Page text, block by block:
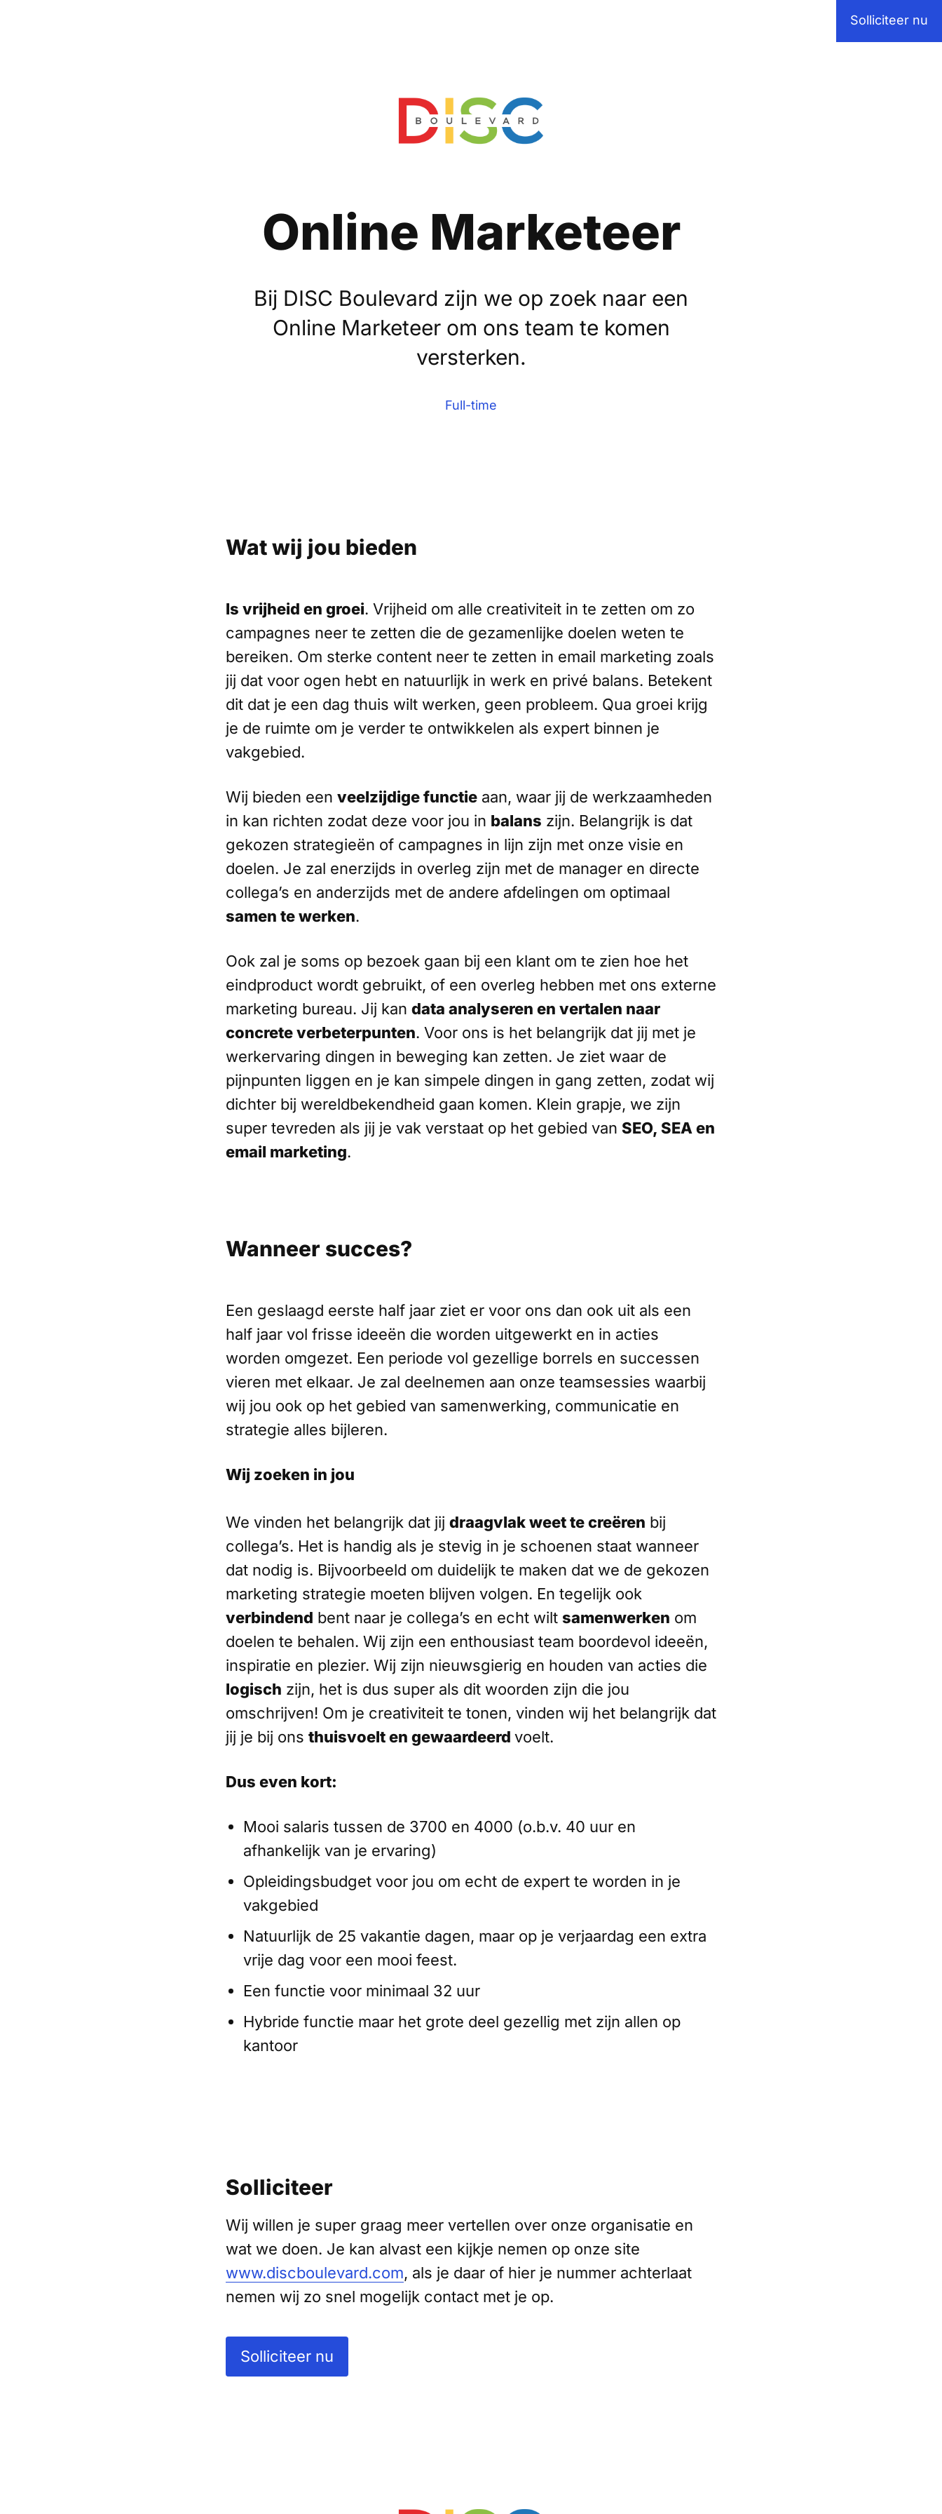
Solliciteer nu
Online Marketeer
Bij DISC Boulevard zijn we op zoek naar een
Online Marketeer om ons team te komen
versterken.
Full-time
Wat wij jou bieden
Is vrijheid en groei. Vrijheid om alle creativiteit in te zetten om zo
campagnes neer te zetten die de gezamenlijke doelen weten te
bereiken. Om sterke content neer te zetten in email marketing zoals
jij dat voor ogen hebt en natuurlijk in werk en privé balans. Betekent
dit dat je een dag thuis wilt werken, geen probleem. Qua groei krijg
je de ruimte om je verder te ontwikkelen als expert binnen je
vakgebied.
Wij bieden een veelzijdige functie aan, waar jij de werkzaamheden
in kan richten zodat deze voor jou in balans zijn. Belangrijk is dat
gekozen strategieën of campagnes in lijn zijn met onze visie en
doelen. Je zal enerzijds in overleg zijn met de manager en directe
collega’s en anderzijds met de andere afdelingen om optimaal
samen te werken.
Ook zal je soms op bezoek gaan bij een klant om te zien hoe het
eindproduct wordt gebruikt, of een overleg hebben met ons externe
marketing bureau. Jij kan data analyseren en vertalen naar
concrete verbeterpunten. Voor ons is het belangrijk dat jij met je
werkervaring dingen in beweging kan zetten. Je ziet waar de
pijnpunten liggen en je kan simpele dingen in gang zetten, zodat wij
dichter bij wereldbekendheid gaan komen. Klein grapje, we zijn
super tevreden als jij je vak verstaat op het gebied van SEO, SEA en
email marketing.
Wanneer succes?
Een geslaagd eerste half jaar ziet er voor ons dan ook uit als een
half jaar vol frisse ideeën die worden uitgewerkt en in acties
worden omgezet. Een periode vol gezellige borrels en successen
vieren met elkaar. Je zal deelnemen aan onze teamsessies waarbij
wij jou ook op het gebied van samenwerking, communicatie en
strategie alles bijleren.
Wij zoeken in jou
We vinden het belangrijk dat jij draagvlak weet te creëren bij
collega’s. Het is handig als je stevig in je schoenen staat wanneer
dat nodig is. Bijvoorbeeld om duidelijk te maken dat we de gekozen
marketing strategie moeten blijven volgen. En tegelijk ook
verbindend bent naar je collega’s en echt wilt samenwerken om
doelen te behalen. Wij zijn een enthousiast team boordevol ideeën,
inspiratie en plezier. Wij zijn nieuwsgierig en houden van acties die
logisch zijn, het is dus super als dit woorden zijn die jou
omschrijven! Om je creativiteit te tonen, vinden wij het belangrijk dat
jij je bij ons thuisvoelt en gewaardeerd voelt.
Dus even kort:
Mooi salaris tussen de 3700 en 4000 (o.b.v. 40 uur en
afhankelijk van je ervaring)
Opleidingsbudget voor jou om echt de expert te worden in je
vakgebied
Natuurlijk de 25 vakantie dagen, maar op je verjaardag een extra
vrije dag voor een mooi feest.
Een functie voor minimaal 32 uur
Hybride functie maar het grote deel gezellig met zijn allen op
kantoor
Solliciteer
Wij willen je super graag meer vertellen over onze organisatie en
wat we doen. Je kan alvast een kijkje nemen op onze site
www.discboulevard.com, als je daar of hier je nummer achterlaat
nemen wij zo snel mogelijk contact met je op.
Solliciteer nu